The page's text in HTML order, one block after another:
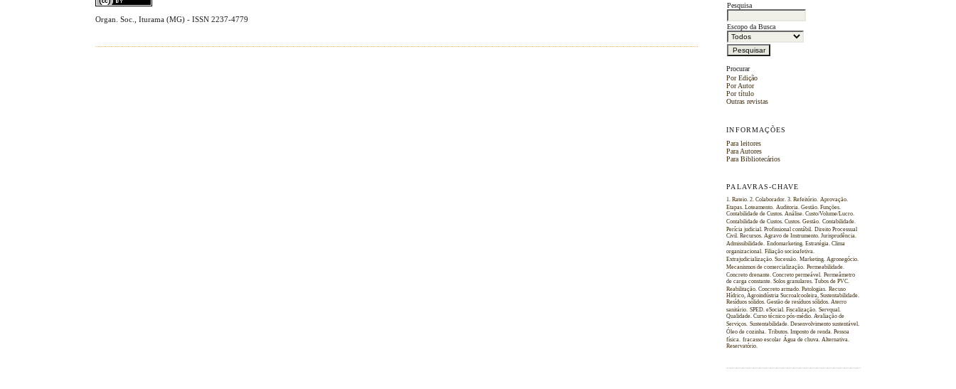
Pesquisa
Escopo da Busca
Procurar
Por Edição
Por Autor
Por título
Outras revistas
INFORMAÇÕES
Para leitores
Para Autores
Para Bibliotecários
PALAVRAS-CHAVE
1. Rateio. 2. Colaborador. 3. Refeitório.
Aprovação.
Etapas. Loteamento.
Auditoria. Gestão. Funções.
Contabilidade de Custos. Análise. Custo/Volume/Lucro.
Contabilidade de Custos. Custos. Gestão.
Contabilidade.
Perícia judicial. Profissional contábil.
Direito Processual
Civil. Recursos. Agravo de Instrumento. Jurisprudência.
Admissibilidade.
Endomarketing. Estratégia. Clima
organizacional.
Filiação socioafetiva.
Extrajudicialização. Sucessão.
Marketing. Agronegócio.
Mecanismos de comercialização.
Permeabilidade.
Concreto drenante. Concreto permeável.
Permeâmetro
de carga constante. Solos granulares. Tubos de PVC.
Reabilitação. Concreto armado. Patologias.
Recuso
Hídrico, Agroindústria Sucroalcooleira, Sustentabilidade.
Resíduos sólidos. Gestão de resíduos sólidos. Aterro
sanitário.
SPED. eSocial. Fiscalização.
Servqual.
Qualidade. Curso técnico pós-médio. Avaliação de
Serviços.
Sustentabilidade. Desenvolvimento sustentável.
Óleo de cozinha.
Tributos. Imposto de renda. Pessoa
física.
fracasso escolar Água de chuva. Alternativa.
Reservatório.
Organ. Soc., Iturama (MG) - ISSN 2237-4779